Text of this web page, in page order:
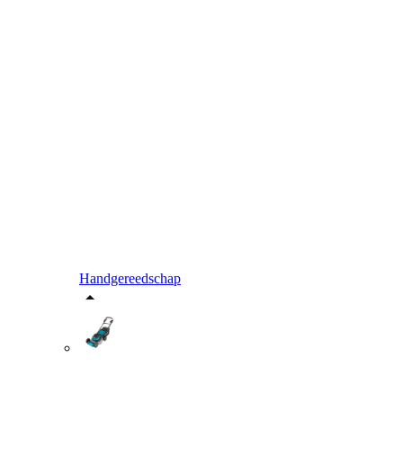
Handgereedschap